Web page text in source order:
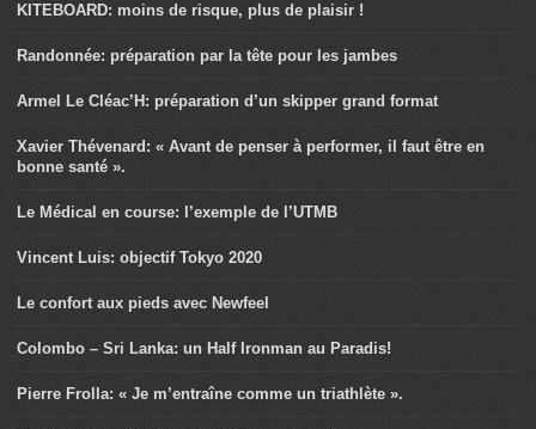
KITEBOARD: moins de risque, plus de plaisir !
Randonnée: préparation par la tête pour les jambes
Armel Le Cléac’H: préparation d’un skipper grand format
Xavier Thévenard: « Avant de penser à performer, il faut être en
bonne santé ».
Le Médical en course: l’exemple de l’UTMB
Vincent Luis: objectif Tokyo 2020
Le confort aux pieds avec Newfeel
Colombo – Sri Lanka: un Half Ironman au Paradis!
Pierre Frolla: « Je m’entraîne comme un triathlète ».